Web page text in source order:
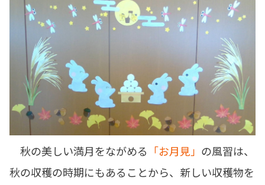
秋の美しい満月をながめる 「お月見」 の風習は、
秋の収穫の時期にもあることから、新しい収穫物を